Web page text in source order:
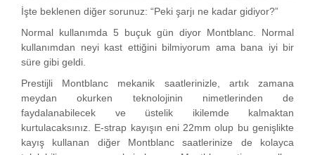
İşte beklenen diğer sorunuz: “Peki şarjı ne kadar gidiyor?”
Normal kullanımda 5 buçuk gün diyor Montblanc. Normal
kullanımdan neyi kast ettiğini bilmiyorum ama bana iyi bir
süre gibi geldi.
Prestijli Montblanc mekanik saatlerinizle, artık zamana
meydan okurken teknolojinin nimetlerinden de
faydalanabilecek ve üstelik ikilemde kalmaktan
kurtulacaksınız. E-strap kayışın eni 22mm olup bu genişlikte
kayış kullanan diğer Montblanc saatlerinize de kolayca